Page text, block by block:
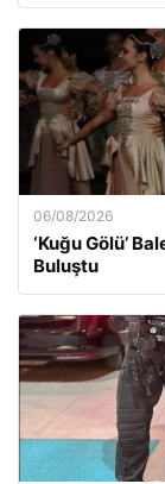
06/08/2026
‘Kuğu Gölü’
Buluştu